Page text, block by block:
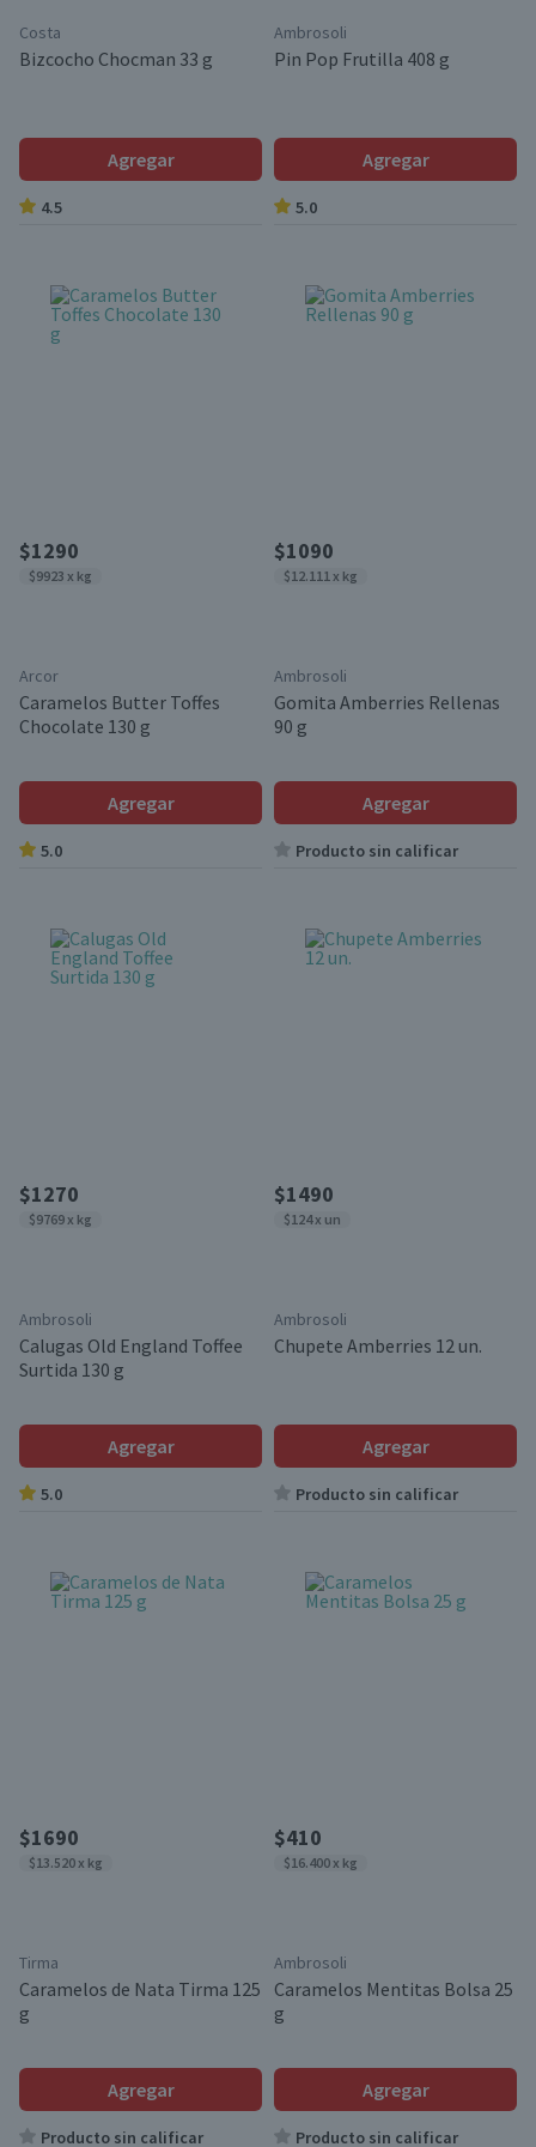
Costa
Bizcocho Chocman 33 g
Agregar
4.5
Ambrosoli
Pin Pop Frutilla 408 g
Agregar
5.0
$1290
$9923 x kg
Arcor
Caramelos Butter Toffes
Chocolate 130 g
Agregar
5.0
$1090
$12.111 x kg
Ambrosoli
Gomita Amberries Rellenas
90 g
Agregar
Producto sin calificar
$1270
$9769 x kg
Ambrosoli
Calugas Old England Toffee
Surtida 130 g
Agregar
5.0
$1490
$124 x un
Ambrosoli
Chupete Amberries 12 un.
Agregar
Producto sin calificar
$1690
$13.520 x kg
Tirma
Caramelos de Nata Tirma 125
g
Agregar
Producto sin calificar
$410
$16.400 x kg
Ambrosoli
Caramelos Mentitas Bolsa 25
g
Agregar
Producto sin calificar